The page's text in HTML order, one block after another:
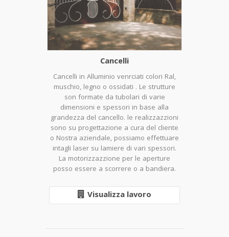
Cancelli
Cancelli in Alluminio venrciati colori Ral,
muschio, legno o ossidati . Le strutture
son formate da tubolari di varie
dimensioni e spessori in base alla
grandezza del cancello. le realizzazzioni
sono su progettazione a cura del cliente
o Nostra aziendale, possiamo effettuare
intagli laser su lamiere di vari spessori.
La motorizzazzione per le aperture
posso essere a scorrere o a bandiera.
Visualizza lavoro